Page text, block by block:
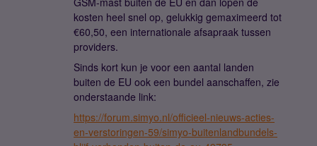
kosten heel snel op, gelukkig gemaximeerd tot
€60,50, een internationale afsapraak tussen
providers.
Sinds kort kun je voor een aantal landen
buiten de EU ook een bundel aanschaffen, zie
onderstaande link:
https://forum.simyo.nl/officieel-nieuws-acties-
en-verstoringen-59/simyo-buitenlandbundels-